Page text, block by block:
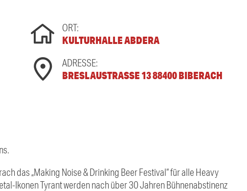
ORT:
KULTURHALLE ABDERA
ADRESSE:
BRESLAUSTRASSE 13 88400 BIBERACH
das „Making Noise & Drinking Beer Festival“ für alle Heavy
Ikonen Tyrant werden nach über 30 Jahren Bühnenabstinenz